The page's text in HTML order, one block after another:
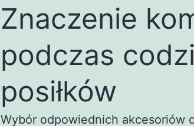
Znaczenie
podczas
posiłków
Wybór odpowiednich akcesoriów